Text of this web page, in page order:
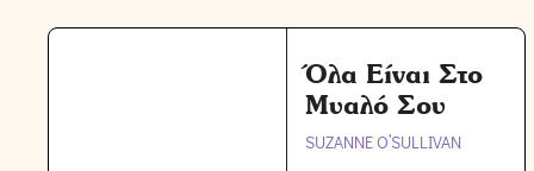
Όλα Είναι Στο
Μυαλό Σου
SUZANNE O’SULLIVAN